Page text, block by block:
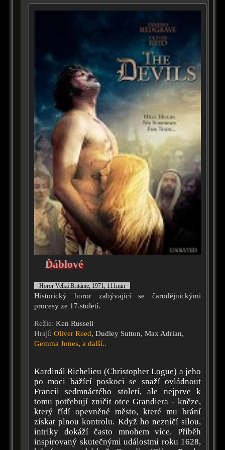
Ďáblové
Horor Velká Británie, 1971, 111min
Historický horor zabývající se čarodějnickými
procesy ze 17.století.
Režie: Ken Russell
Hrají: Oliver Reed, Dudley Sutton, Max Adrian,
Gemma Jones, a další..
Kardinál Richelieu (Christopher Logue) a jeho
po moci bažící poskoci se snaží ovládnout
Francii sedmnáctého století, ale nejprve k
tomu potřebují zničit otce Grandiera - kněze,
který řídí opevněné město, které mu brání
získat plnou kontrolu. Když ho nezničí silou,
intriky dokáží často mnohem více. Příběh
inspirovaný skutečnými událostmi roku 1628,